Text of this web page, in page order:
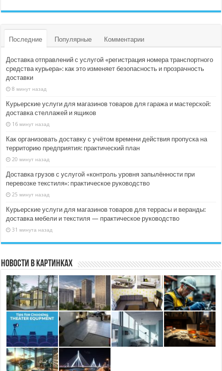
Последние Популярные Комментарии
Доставка отправлений с услугой «регистрация номера транспортного
средства курьера»: как это изменяет безопасность и прозрачность
доставки
8 минут назад
Курьерские услуги для магазинов товаров для гаража и мастерской:
доставка стеллажей и ящиков
16 минут назад
Как организовать доставку с учётом времени действия пропуска на
территорию предприятия: практический план
20 минут назад
Доставка грузов с услугой «контроль уровня запылённости при
перевозке текстиля»: практическое руководство
25 минут назад
Курьерские услуги для магазинов товаров для террасы и веранды:
доставка мебели и текстиля — практическое руководство
31 минута назад
Новости в картинках